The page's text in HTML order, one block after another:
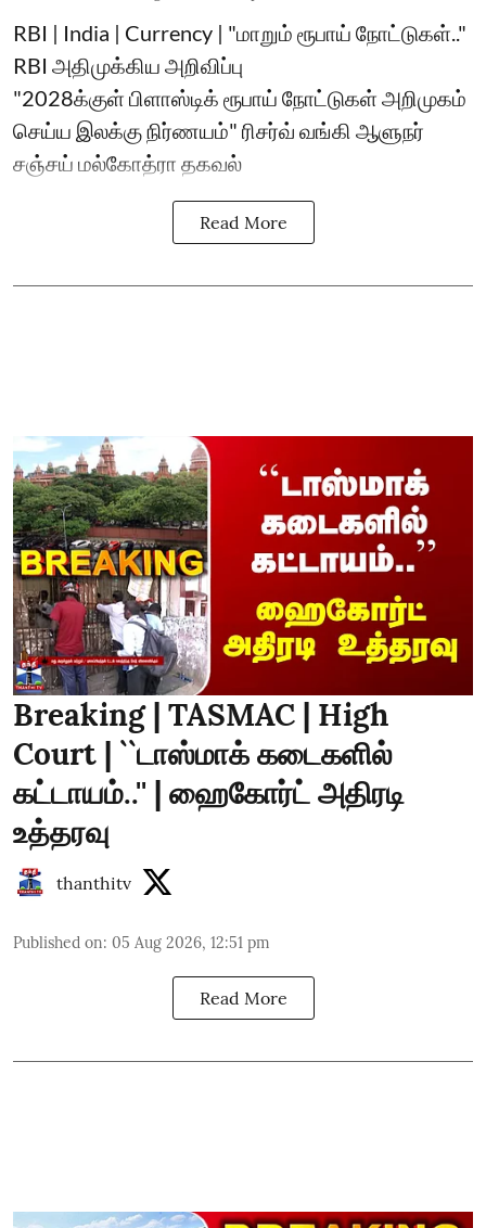
RBI | India | Currency | "மாறும் ரூபாய் நோட்டுகள்.."
RBI அதிமுக்கிய அறிவிப்பு
"2028க்குள் பிளாஸ்டிக் ரூபாய் நோட்டுகள் அறிமுகம்
செய்ய இலக்கு நிர்ணயம்" ரிசர்வ் வங்கி ஆளுநர்
சஞ்சய் மல்கோத்ரா தகவல்
Read More
Breaking | TASMAC | High
Court | ``டாஸ்மாக் கடைகளில்
கட்டாயம்..'' | ஹைகோர்ட் அதிரடி
உத்தரவு
thanthitv
Published on: 05 Aug 2026, 12:51 pm
Read More